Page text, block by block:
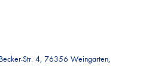
Str. 4, 76356 Weingarten,